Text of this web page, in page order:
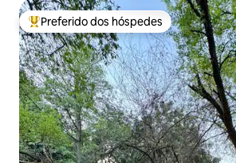
Entre os melhores preferidos dos
Preferido dos hóspedes